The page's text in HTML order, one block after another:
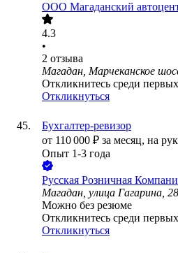
ООО Магаданский
4.3
•
2 отзыва
Магадан, Марчеканское
Откликнитесь среди первых
Откликнуться
Бухгалтер-ревизор
от 110 000 ₽ за месяц, на
Опыт 1-3 года
Русская Розничная
Магадан, улица Гагарина, 28
Можно без резюме
Откликнитесь среди первых
Откликнуться